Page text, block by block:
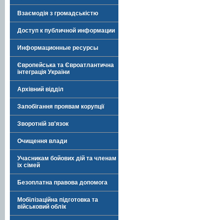
Взаємодія з громадськістю
Доступ к публичной информации
Информационные ресурсы
Європейська та Євроатлантична
інтеграція України
Архівний відділ
Запобігання проявам корупції
Зворотній зв'язок
Очищення влади
Учасникам бойових дій та членам
їх сімей
Безоплатна правова допомога
Мобілізаційна підготовка та
військовий облік